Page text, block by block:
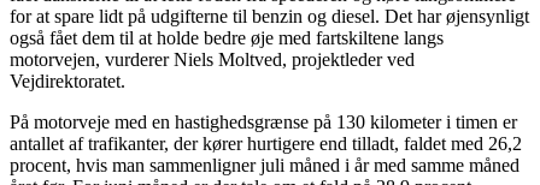
for at spare lidt på udgifterne til benzin og diesel. Det har øjensynligt
også fået dem til at holde bedre øje med fartskiltene langs
motorvejen, vurderer Niels Moltved, projektleder ved
Vejdirektoratet.
På motorveje med en hastighedsgrænse på 130 kilometer i timen er
antallet af trafikanter, der kører hurtigere end tilladt, faldet med 26,2
procent, hvis man sammenligner juli måned i år med samme måned